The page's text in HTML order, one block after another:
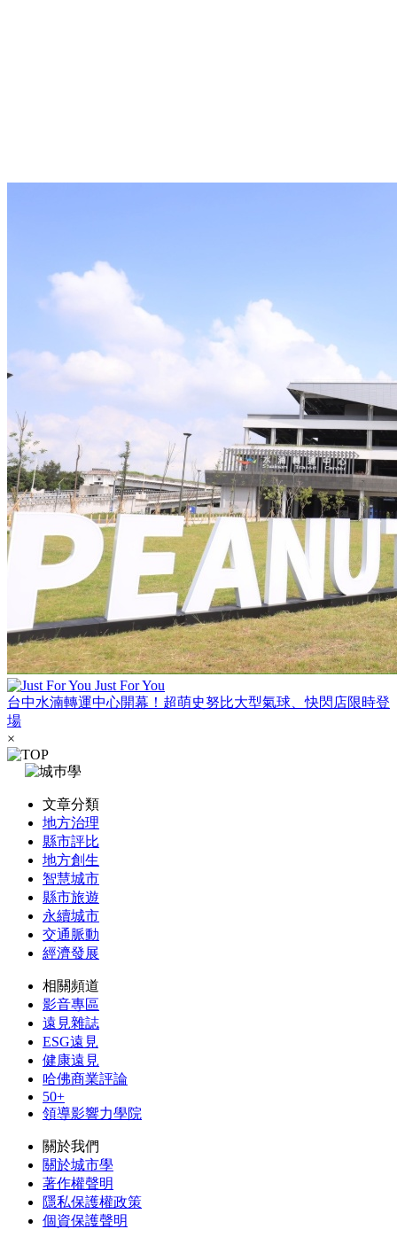
Just For You
台中水湳轉運中心開幕！超萌史努比大型氣球、快閃店限時登
場
×
文章分類
地方治理
縣市評比
地方創生
智慧城市
縣市旅遊
永續城市
交通脈動
經濟發展
相關頻道
影音專區
遠見雜誌
ESG遠見
健康遠見
哈佛商業評論
50+
領導影響力學院
關於我們
關於城市學
著作權聲明
隱私保護權政策
個資保護聲明